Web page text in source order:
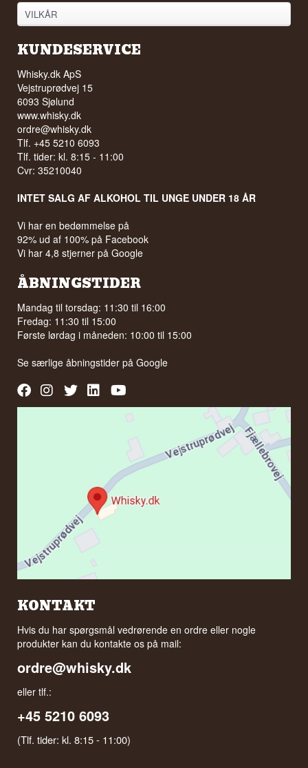
VILKÅR
KUNDESERVICE
Whisky.dk ApS
Vejstruprødvej 15
6093 Sjølund
www.whisky.dk
ordre@whisky.dk
Tlf. +45 5210 6093
Tlf. tider: kl. 8:15 - 11:00
Cvr: 35210040
INTET SALG AF ALKOHOL TIL UNGE UNDER 18 ÅR
Vi har en bedømmelse på
92% ud af 100% på Facebook
Vi har 4,8 stjerner på Google
ÅBNINGSTIDER
Mandag til torsdag: 11:30 til 16:00
Fredag: 11:30 til 15:00
Første lørdag i måneden: 10:00 til 15:00
Se særlige åbningstider påGoogle
KONTAKT
Hvis du har spørgsmål vedrørende en ordre eller nogle
produkter kan du kontakte os på mail:
ordre@whisky.dk
eller tlf.:
+45 5210 6093
(Tlf. tider: kl. 8:15 - 11:00)